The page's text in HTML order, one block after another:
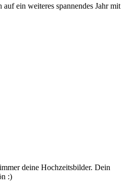
ein weiteres spannendes Jahr mit
deine Hochzeitsbilder. Dein
:)